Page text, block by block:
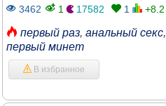
3462 1 17582 1 +8.2
первый раз, анальный секс,
первый минет
В избранное